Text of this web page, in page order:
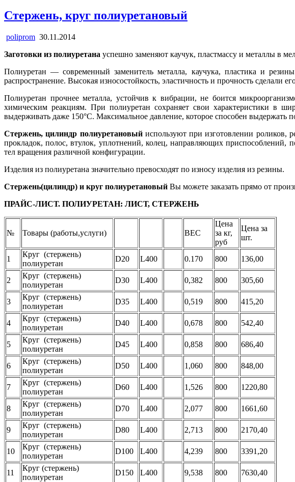
Стержень, круг полиуретановый
poliprom 30.11.2014
Заготовки из полиуретана успешно заменяют каучук, пластмассу и металлы в
Полиуретан — современный заменитель металла, каучука, пластика и
распространение. Высокая износостойкость, эластичность и прочность сделали
Полиуретан прочнее металла, устойчив к вибрации, не боится
химическим реакциям. При полиуретан сохраняет свои характеристики в
выдерживать даже 150°С. Максимальное давление, которое способен выдержать
Стержень, цилиндр полиуретановыйиспользуют при изготовлении роликов,
прокладок, полос, втулок, уплотнений, колец, направляющих
тел вращения различной конфигурации.
Изделия из полиуретана значительно превосходят по износу изделия из резины.
Стержень(цилиндр) и круг полиуретановый Вы можете заказать прямо от
ПРАЙС-ЛИСТ. ПОЛИУРЕТАН: ЛИСТ, СТЕРЖЕНЬ
№ Товары (работы,услуги) ВЕС
Цена
за кг,
руб
Цена за
шт.
1
Круг (стержень)
полиуретан
D20 L400 0.170 800 136,00
2
Круг (стержень)
полиуретан
D30 L400 0,382 800 305,60
3
Круг (стержень)
полиуретан
D35 L400 0,519 800 415,20
4
Круг (стержень)
полиуретан
D40 L400 0,678 800 542,40
5
Круг (стержень)
полиуретан
D45 L400 0,858 800 686,40
6
Круг (стержень)
полиуретан
D50 L400 1,060 800 848,00
7
Круг (стержень)
полиуретан
D60 L400 1,526 800 1220,80
8
Круг (стержень)
полиуретан
D70 L400 2,077 800 1661,60
9
Круг (стержень)
полиуретан
D80 L400 2,713 800 2170,40
10
Круг (стержень)
полиуретан
D100 L400 4,239 800 3391,20
11
Круг (стержень)
полиуретан
D150 L400 9,538 800 7630,40